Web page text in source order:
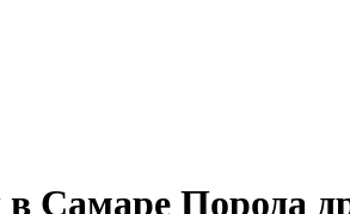
в Самаре Порода